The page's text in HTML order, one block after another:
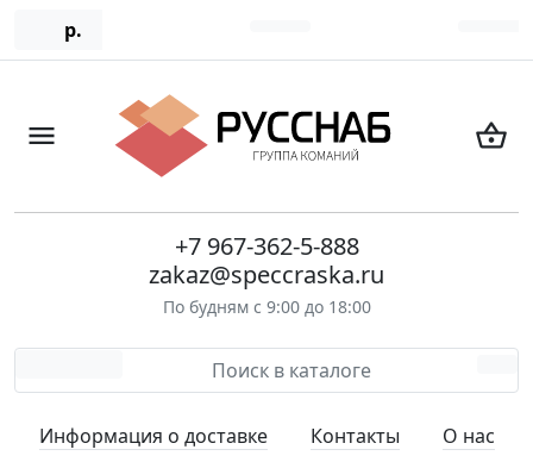
р.
+7 967-362-5-888
zakaz@speccraska.ru
По будням с 9:00 до 18:00
Информация о доставке Контакты
О нас